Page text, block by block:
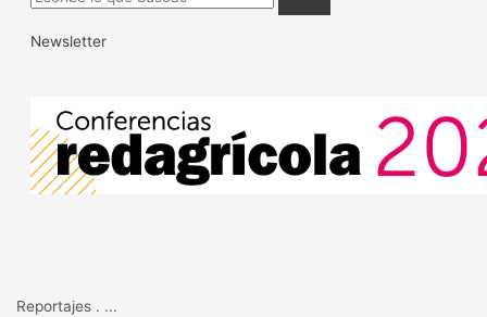
Newsletter
Reportajes . ...